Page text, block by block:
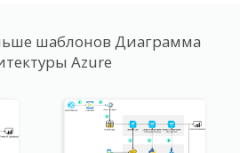
шаблонов Диаграмма
Azure